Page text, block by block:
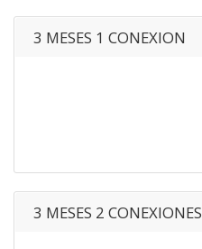
3 MESES 1 CONEXION
3 MESES 2 CONEXIONES